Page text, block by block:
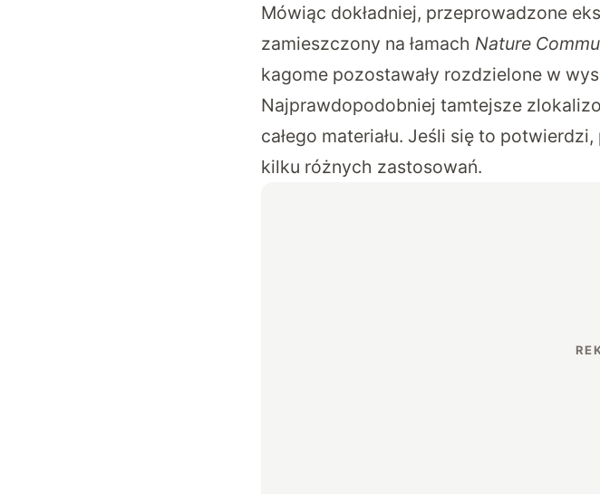
Mówiąc dokładniej, przeprowadzone
zamieszczony na łamach Nature
kagome pozostawały rozdzielone w
Najprawdopodobniej tamtejsze
całego materiału. Jeśli się to
kilku różnych zastosowań.